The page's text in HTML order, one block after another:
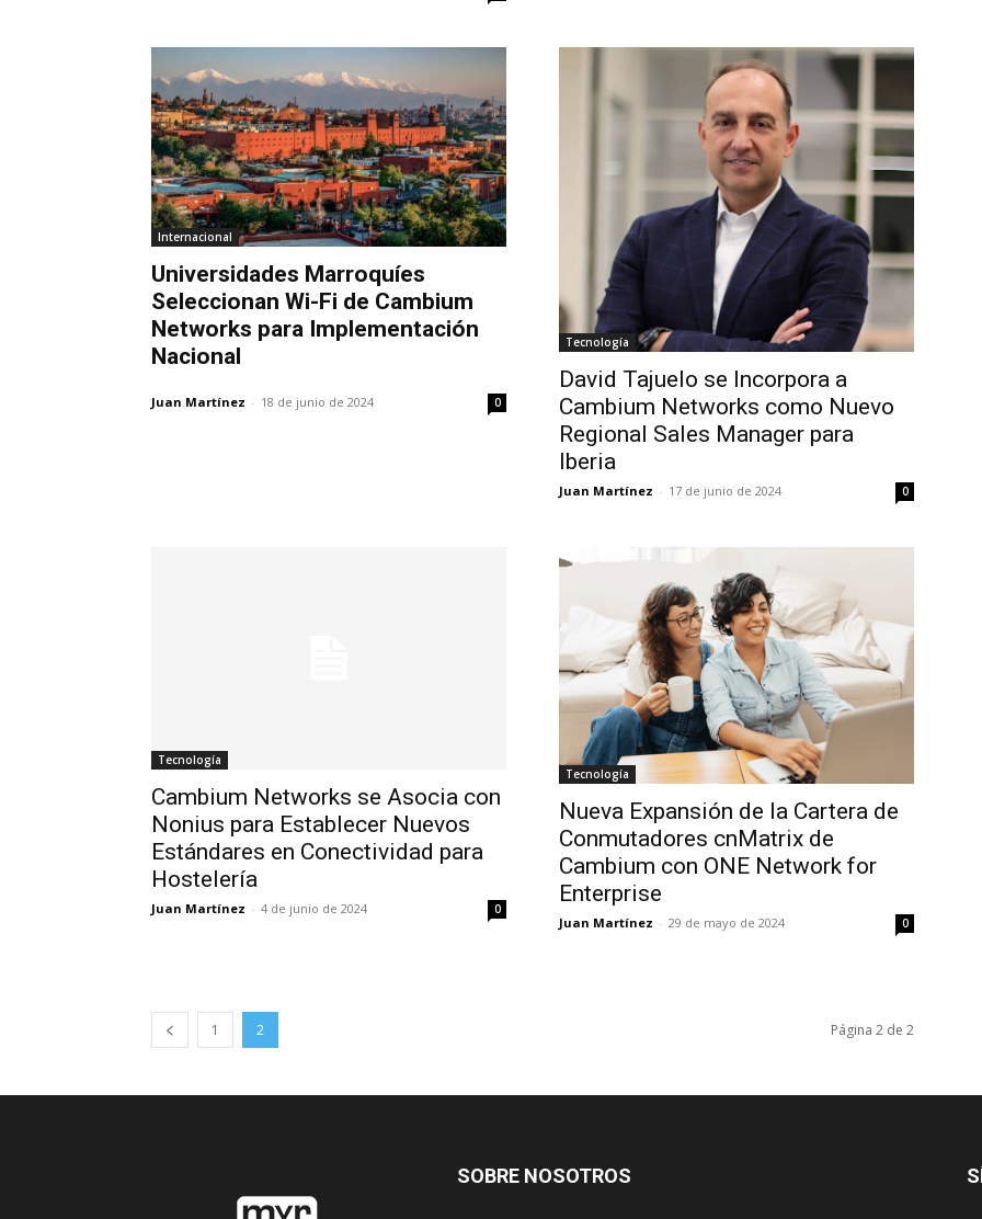
Internacional
Universidades Marroquíes
Seleccionan Wi-Fi de Cambium
Networks para Implementación
Nacional
Juan Martínez - 18 de junio de 2024 0
Tecnología
David Tajuelo se Incorpora a
Cambium Networks como Nuevo
Regional Sales Manager para
Iberia
Juan Martínez - 17 de junio de 2024 0
Tecnología
Cambium Networks se Asocia con
Nonius para Establecer Nuevos
Estándares en Conectividad para
Hostelería
Juan Martínez - 4 de junio de 2024 0
Tecnología
Nueva Expansión de la Cartera de
Conmutadores cnMatrix de
Cambium con ONE Network for
Enterprise
Juan Martínez - 29 de mayo de 2024 0
1 2 Página 2 de 2
SOBRE NOSOTROS